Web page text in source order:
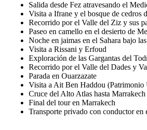
Salida desde Fez atravesando el
Visita a Ifrane y el bosque de cedros
Recorrido por el Valle del Ziz y sus
Paseo en camello en el desierto de
Noche en jaimas en el Sahara bajo
Visita a Rissani y Erfoud
Exploración de las Gargantas del
Recorrido por el Valle del Dades y
Parada en Ouarzazate
Visita a Ait Ben Haddou
Cruce del Alto Atlas hasta Marrakech
Final del tour en Marrakech
Transporte privado con conductor en